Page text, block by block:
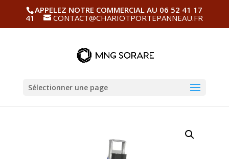
APPELEZ NOTRE COMMERCIAL AU 06 52 41 17
41
CONTACT@CHARIOTPORTEPANNEAU.FR
Sélectionner une page